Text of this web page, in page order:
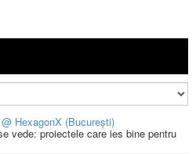
HexagonX (București)
vede: proiectele care ies bine pentru